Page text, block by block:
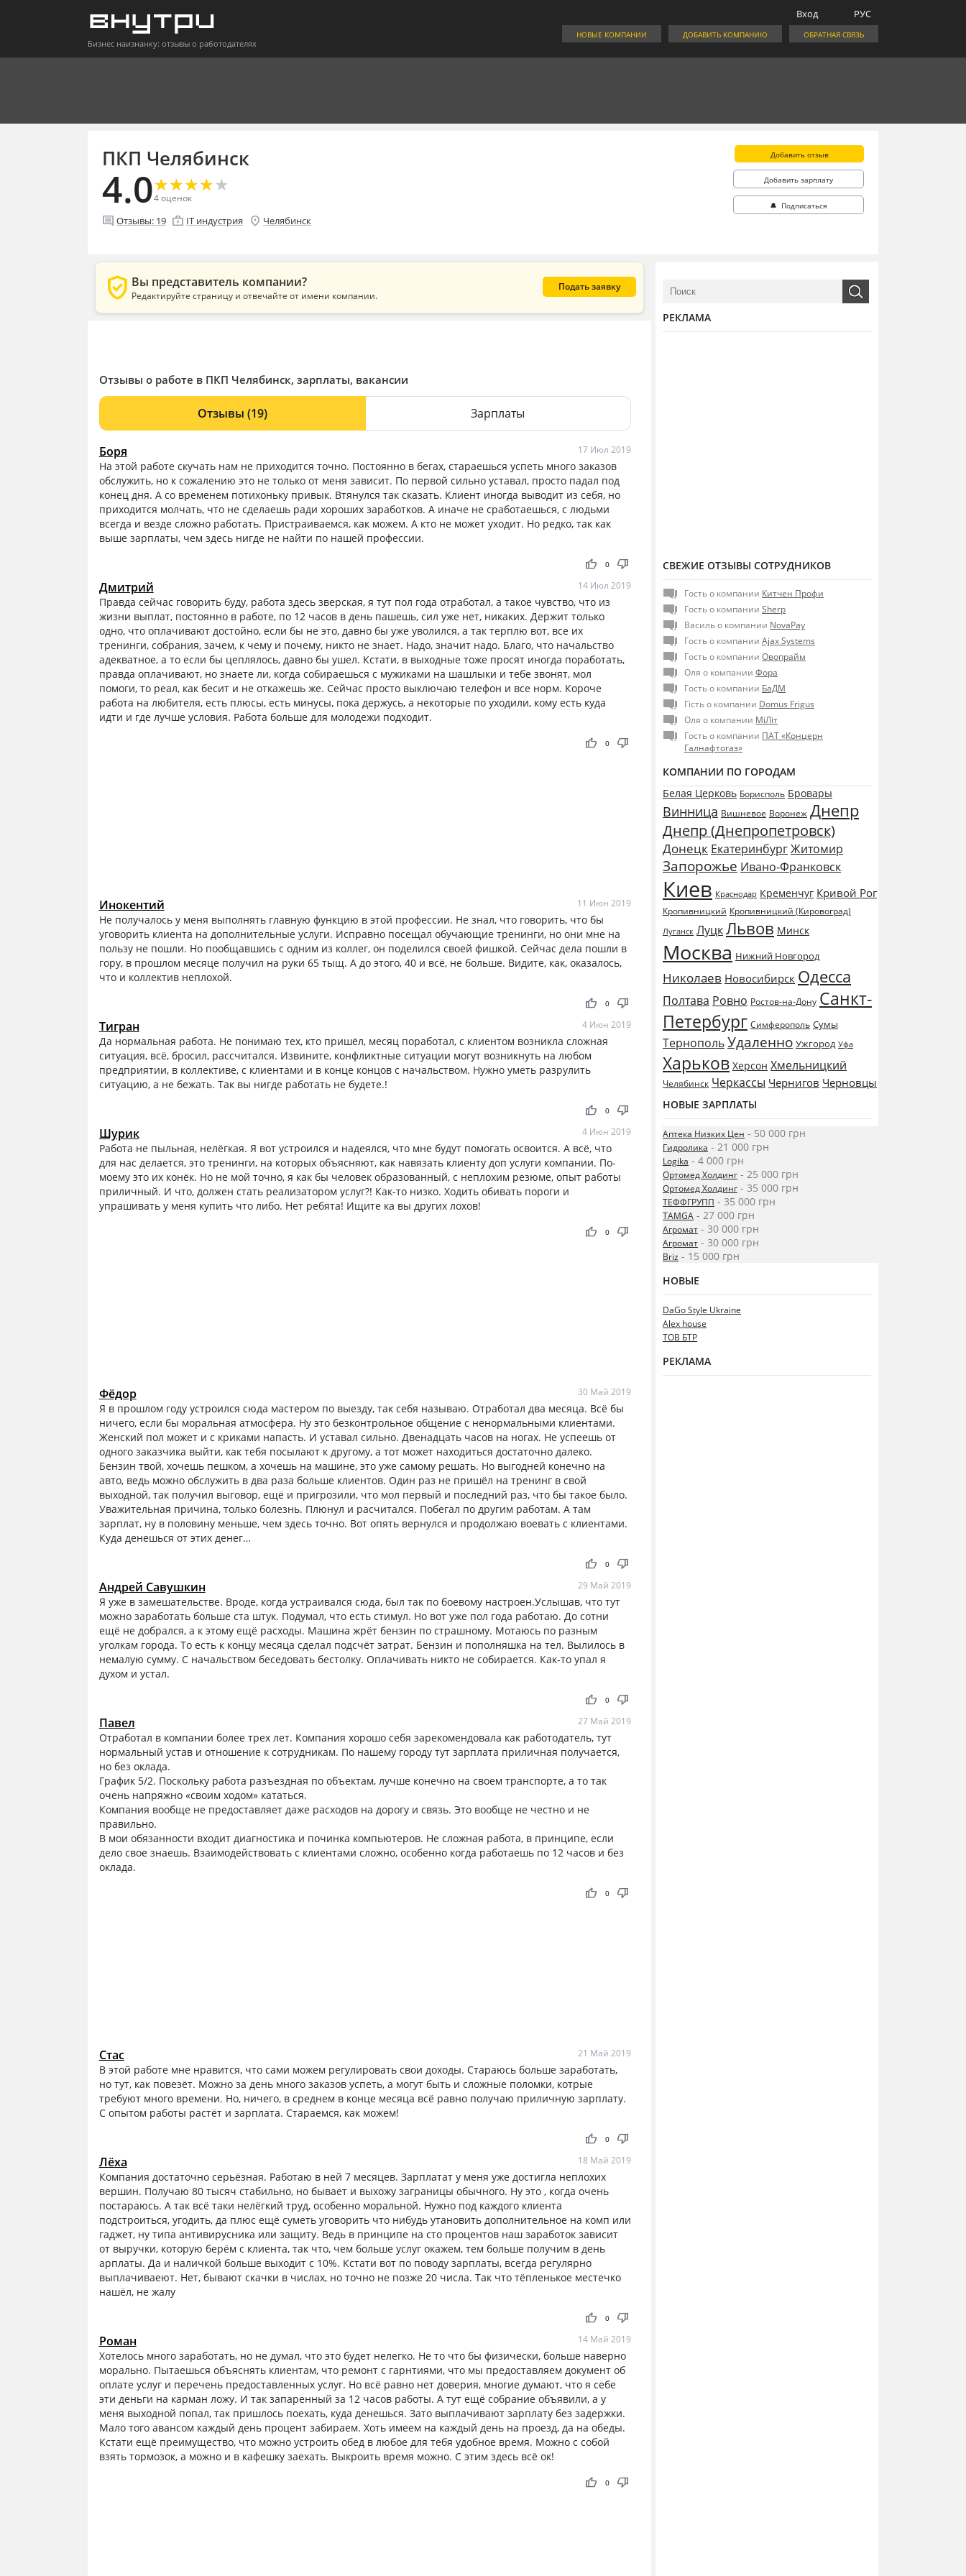
Бизнес наизнанку: отзывы о работодателях
РУС
Вход
ОБРАТНАЯ СВЯЗЬ
ДОБАВИТЬ КОМПАНИЮ
НОВЫЕ КОМПАНИИ
ПКП Челябинск
4.0★
★★
★★
★★
★★
★
4оценок
comment Отзывы: 19 enterprise IT индустрия location_on Челябинск
Добавить отзыв
Добавить зарплату
🔔 Подписаться
verified_user Вы представитель компании?
Редактируйте страницу и отвечайте от имени компании.
Подать заявку
Отзывы о работе в ПКП Челябинск, зарплаты, вакансии
Отзывы (19) Зарплаты
Боря 17 Июл 2019
На этой работе скучать нам не приходится точно. Постоянно в бегах, стараешься успеть много заказов
обслужить, но к сожалению это не только от меня зависит. По первой сильно уставал, просто падал под
конец дня. А со временем потихоньку привык. Втянулся так сказать. Клиент иногда выводит из себя, но
приходится молчать, что не сделаешь ради хороших заработков. А иначе не сработаешься, с людьми
всегда и везде сложно работать. Пристраиваемся, как можем. А кто не может уходит. Но редко, так как
выше зарплаты, чем здесь нигде не найти по нашей профессии.
thumb_up thumb_down
0
Дмитрий 14 Июл 2019
Правда сейчас говорить буду, работа здесь зверская, я тут пол года отработал, а такое чувство, что из
жизни выплат, постоянно в работе, по 12 часов в день пашешь, сил уже нет, никаких. Держит только
одно, что оплачивают достойно, если бы не это, давно бы уже уволился, а так терплю вот, все их
тренинги, собрания, зачем, к чему и почему, никто не знает. Надо, значит надо. Благо, что начальство
адекватное, а то если бы цеплялось, давно бы ушел. Кстати, в выходные тоже просят иногда поработать,
правда оплачивают, но знаете ли, когда собираешься с мужиками на шашлыки и тебе звонят, мол
помоги, то реал, как бесит и не откажешь же. Сейчас просто выключаю телефон и все норм. Короче
работа на любителя, есть плюсы, есть минусы, пока держусь, а некоторые по уходили, кому есть куда
идти и где лучше условия. Работа больше для молодежи подходит.
thumb_up thumb_down
0
Инокентий 11 Июн 2019
Не получалось у меня выполнять главную функцию в этой профессии. Не знал, что говорить, что бы
уговорить клиента на дополнительные услуги. Исправно посещал обучающие тренинги, но они мне на
пользу не пошли. Но пообщавшись с одним из коллег, он поделился своей фишкой. Сейчас дела пошли в
гору, в прошлом месяце получил на руки 65 тыщ. А до этого, 40 и всё, не больше. Видите, как, оказалось,
что и коллектив неплохой.
thumb_up thumb_down
0
Тигран 4 Июн 2019
Да нормальная работа. Не понимаю тех, кто пришёл, месяц поработал, с клиентом возникла сложная
ситуация, всё, бросил, рассчитался. Извините, конфликтные ситуации могут возникнуть на любом
предприятии, в коллективе, с клиентами и в конце концов с начальством. Нужно уметь разрулить
ситуацию, а не бежать. Так вы нигде работать не будете.!
thumb_up thumb_down
0
Шурик 4 Июн 2019
Работа не пыльная, нелёгкая. Я вот устроился и надеялся, что мне будут помогать освоится. А всё, что
для нас делается, это тренинги, на которых объясняют, как навязать клиенту доп услуги компании. По-
моему это их конёк. Но не мой точно, я как бы человек образованный, с неплохим резюме, опыт работы
приличный. И что, должен стать реализатором услуг?! Как-то низко. Ходить обивать пороги и
упрашивать у меня купить что либо. Нет ребята! Ищите ка вы других лохов!
thumb_up thumb_down
0
Фёдор 30 Май 2019
Я в прошлом году устроился сюда мастером по выезду, так себя называю. Отработал два месяца. Всё бы
ничего, если бы моральная атмосфера. Ну это безконтрольное общение с ненормальными клиентами.
Женский пол может и с криками напасть. И уставал сильно. Двенадцать часов на ногах. Не успеешь от
одного заказчика выйти, как тебя посылают к другому, а тот может находиться достаточно далеко.
Бензин твой, хочешь пешком, а хочешь на машине, это уже самому решать. Но выгодней конечно на
авто, ведь можно обслужить в два раза больше клиентов. Один раз не пришёл на тренинг в свой
выходной, так получил выговор, ещё и пригрозили, что мол первый и последний раз, что бы такое было.
Уважительная причина, только болезнь. Плюнул и расчитался. Побегал по другим работам. А там
зарплат, ну в половину меньше, чем здесь точно. Вот опять вернулся и продолжаю воевать с клиентами.
Куда денешься от этих денег…
thumb_up thumb_down
0
Андрей Савушкин 29 Май 2019
Я уже в замешательстве. Вроде, когда устраивался сюда, был так по боевому настроен.Услышав, что тут
можно заработать больше ста штук. Подумал, что есть стимул. Но вот уже пол года работаю. До сотни
ещё не добрался, а к этому ещё расходы. Машина жрёт бензин по страшному. Мотаюсь по разным
уголкам города. То есть к концу месяца сделал подсчёт затрат. Бензин и пополняшка на тел. Вылилось в
немалую сумму. С начальством беседовать бестолку. Оплачивать никто не собирается. Как-то упал я
духом и устал.
thumb_up thumb_down
0
Павел 27 Май 2019
Отработал в компании более трех лет. Компания хорошо себя зарекомендовала как работодатель, тут
нормальный устав и отношение к сотрудникам. По нашему городу тут зарплата приличная получается,
но без оклада.
График 5/2. Поскольку работа разъездная по объектам, лучше конечно на своем транспорте, а то так
очень напряжно «своим ходом» кататься.
Компания вообще не предоставляет даже расходов на дорогу и связь. Это вообще не честно и не
правильно.
В мои обязанности входит диагностика и починка компьютеров. Не сложная работа, в принципе, если
дело свое знаешь. Взаимодействовать с клиентами сложно, особенно когда работаешь по 12 часов и без
оклада.
thumb_up thumb_down
0
Стас 21 Май 2019
В этой работе мне нравится, что сами можем регулировать свои доходы. Стараюсь больше заработать,
но тут, как повезёт. Можно за день много заказов успеть, а могут быть и сложные поломки, котрые
требуют много времени. Но, ничего, в среднем в конце месяца всё равно получаю приличную зарплату.
С опытом работы растёт и зарплата. Стараемся, как можем!
thumb_up thumb_down
0
Лёха 18 Май 2019
Компания достаточно серьёзная. Работаю в ней 7 месяцев. Зарплатат у меня уже достигла неплохих
вершин. Получаю 80 тысяч стабильно, но бывает и выхожу заграницы обычного. Ну это , когда очень
постараюсь. А так всё таки нелёгкий труд, особенно моральной. Нужно под каждого клиента
подстроиться, угодить, да плюс ещё суметь уговорить что нибудь утановить дополнительное на комп или
гаджет, ну типа антивирусника или защиту. Ведь в принципе на сто процентов наш заработок зависит
от выручки, которую берём с клиента, так что, чем больше услуг окажем, тем больше получим в день
арплаты. Да и наличкой больше выходит с 10%. Кстати вот по поводу зарплаты, всегда регулярно
выплачиваеют. Нет, бывают скачки в числах, но точно не позже 20 числа. Так что тёпленькое местечко
нашёл, не жалу
thumb_up thumb_down
0
Роман 14 Май 2019
Хотелось много заработать, но не думал, что это будет нелегко. Не то что бы физически, больше наверно
морально. Пытаешься объяснять клиентам, что ремонт с гарнтиями, что мы предоставляем документ об
оплате услуг и перечень предоставленных услуг. Но всё равно нет доверия, многие думают, что я себе
эти деньги на карман ложу. И так запаренный за 12 часов работы. А тут ещё собрание объявили, а у
меня выходной попал, так пришлось поехать, куда денешься. Зато выплачивают зарплату без задержки.
Мало того авансом каждый день процент забираем. Хоть имеем на каждый день на проезд, да на обеды.
Кстати ещё преимущество, что можно устроить обед в любое для тебя удобное время. Можно с собой
взять тормозок, а можно и в кафешку заехать. Выкроить время можно. С этим здесь всё ок!
thumb_up thumb_down
0
РЕКЛАМА
СВЕЖИЕ ОТЗЫВЫ СОТРУДНИКОВ
Гость о компании Китчен Профи
Гость о компании Sherp
Василь о компании NovaPay
Гость о компании Ajax Systems
Гость о компании Овопрайм
Оля о компании Фора
Гость о компании БаДМ
Гість о компании Domus Frigus
Оля о компании МіЛіт
Гость о компании ПАТ «Концерн
Галнафтогаз»
КОМПАНИИ ПО ГОРОДАМ
Белая Церковь Борисполь Бровары
Винница Вишневое Воронеж Днепр
Днепр (Днепропетровск)
Донецк ЕкатеринбургЖитомир
Запорожье Ивано-Франковск
Киев Краснодар Кременчуг Кривой Рог
Кропивницкий Кропивницкий (Кировоград)
Луганск ЛуцкЛьвов Минск
Москва Нижний Новгород
Николаев Новосибирск Одесса
Полтава Ровно Ростов-на-Дону Санкт-
Петербург Симферополь Сумы
ТернопольУдаленно Ужгород Уфа
Харьков Херсон Хмельницкий
Челябинск Черкассы Чернигов Черновцы
НОВЫЕ ЗАРПЛАТЫ
Аптека Низких Цен - 50 000 грн
Гидролика - 21 000 грн
Logika - 4 000 грн
Ортомед Холдинг - 25 000 грн
Ортомед Холдинг - 35 000 грн
ТЕФФГРУПП - 35 000 грн
TAMGA - 27 000 грн
Агромат - 30 000 грн
Агромат - 30 000 грн
Briz - 15 000 грн
НОВЫЕ
DaGo Style Ukraine
Alex house
ТОВ БТР
РЕКЛАМА